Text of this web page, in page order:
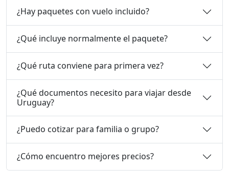
¿Hay paquetes con vuelo incluido?
¿Qué incluye normalmente el paquete?
¿Qué ruta conviene para primera vez?
¿Qué documentos necesito para viajar desde
Uruguay?
¿Puedo cotizar para familia o grupo?
¿Cómo encuentro mejores precios?